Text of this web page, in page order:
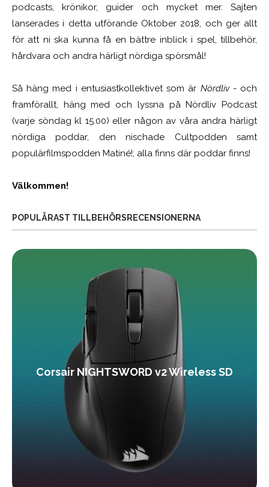
podcasts, krönikor, guider och mycket mer. Sajten
lanserades i detta utförande Oktober 2018, och ger allt
för att ni ska kunna få en bättre inblick i spel, tillbehör,
hårdvara och andra härligt nördiga spörsmål!
Så häng med i entusiastkollektivet som är Nördliv- och
framförallt, häng med och lyssna på Nördliv Podcast
(varje söndag kl 15.00) eller någon av våra andra härligt
nördiga poddar, den nischade Cultpodden samt
populärfilmspodden Matiné!; alla finns där poddar finns!
Välkommen!
POPULÄRAST TILLBEHÖRSRECENSIONERNA
Corsair NIGHTSWORD v2 Wireless SD